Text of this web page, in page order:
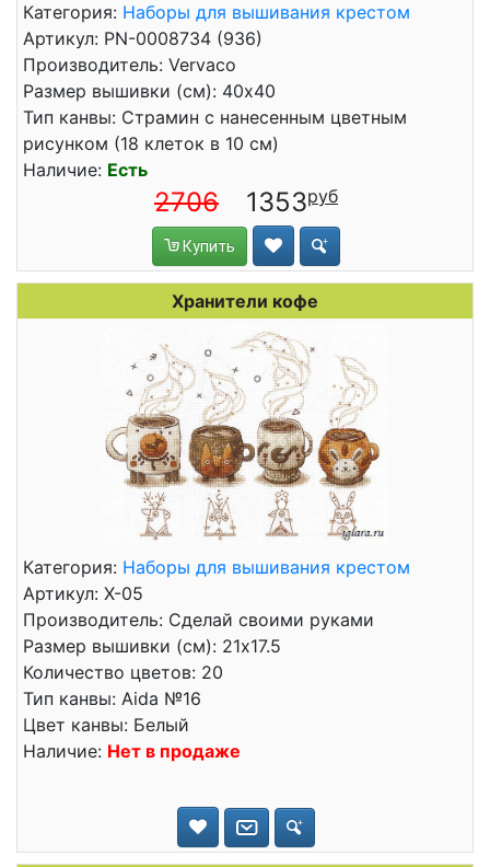
Категория: Наборы для вышивания крестом
Артикул: PN-0008734 (936)
Производитель: Vervaco
Размер вышивки (см): 40x40
Тип канвы: Страмин с нанесенным цветным
рисунком (18 клеток в 10 см)
Наличие: Есть
2706 1353
Купить
Хранители кофе
Категория: Наборы для вышивания крестом
Артикул: Х-05
Производитель: Сделай своими руками
Размер вышивки (см): 21x17.5
Количество цветов: 20
Тип канвы: Aida №16
Цвет канвы: Белый
Наличие: Нет в продаже